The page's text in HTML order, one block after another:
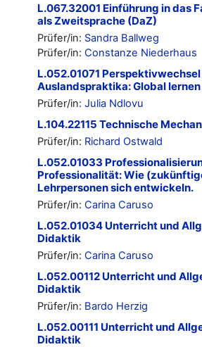
L.067.32001 Einführung in das
als Zweitsprache (DaZ)
Prüfer/in: Sandra Ballweg
Prüfer/in: Constanze Niederhaus
L.052.01071
Auslandspraktika: Global
Prüfer/in: Julia Ndlovu
L.104.22115 Technische
Prüfer/in: Richard Ostwald
L.052.01033
Professionalität: Wie
Lehrpersonen sich entwickeln.
Prüfer/in: Carina Caruso
L.052.01034 Unterricht und
Didaktik
Prüfer/in: Carina Caruso
L.052.00112 Unterricht und
Didaktik
Prüfer/in: Bardo Herzig
L.052.00111 Unterricht und
Didaktik